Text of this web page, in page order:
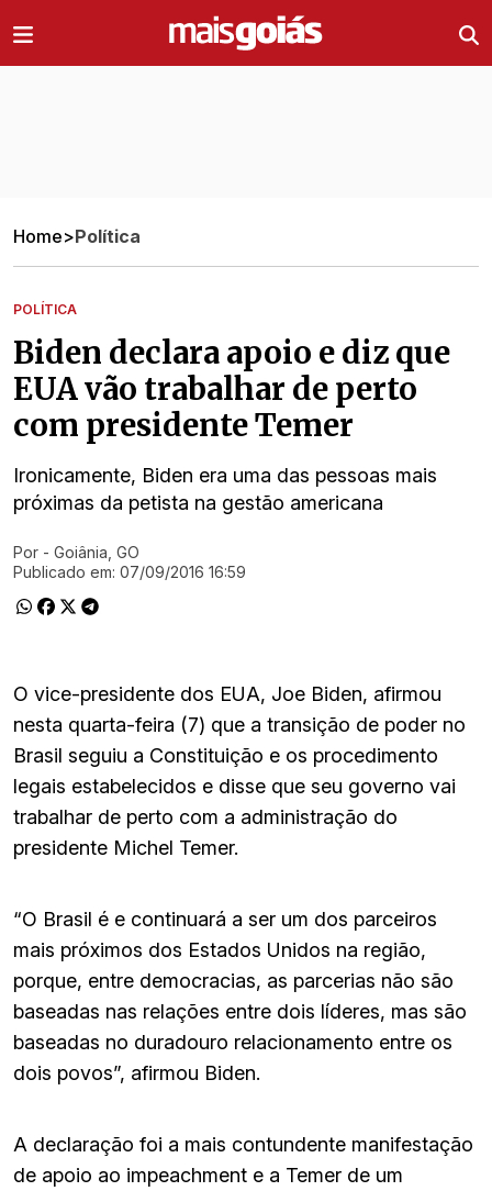
Home>Política
POLÍTICA
Biden declara apoio e diz que
EUA vão trabalhar de perto
com presidente Temer
Ironicamente, Biden era uma das pessoas mais
próximas da petista na gestão americana
Ir direto pra matéria
Por - Goiânia, GO
Publicado em: 07/09/2016 16:59
O vice-presidente dos EUA, Joe Biden, afirmou
nesta quarta-feira (7) que a transição de poder no
Brasil seguiu a Constituição e os procedimento
legais estabelecidos e disse que seu governo vai
trabalhar de perto com a administração do
presidente Michel Temer.
“O Brasil é e continuará a ser um dos parceiros
mais próximos dos Estados Unidos na região,
porque, entre democracias, as parcerias não são
baseadas nas relações entre dois líderes, mas são
baseadas no duradouro relacionamento entre os
dois povos”, afirmou Biden.
A declaração foi a mais contundente manifestação
de apoio ao impeachment e a Temer de um